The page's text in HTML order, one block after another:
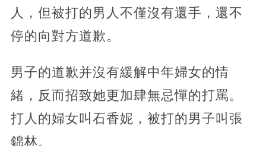
人，但被打的男人不僅沒有還手，還不
停的向對方道歉。
男子的道歉并沒有緩解中年婦女的情
緒，反而招致她更加肆無忌憚的打罵。
打人的婦女叫石香妮，被打的男子叫張
錦林。